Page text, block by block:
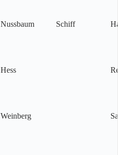
Nussbaum Schiff
Hess
Weinberg